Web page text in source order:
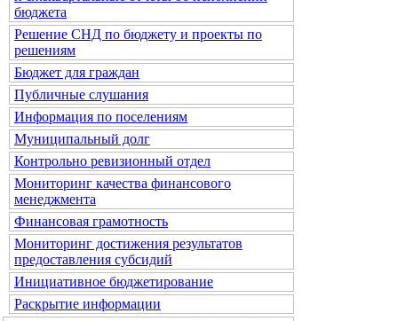
бюджета
Решение СНД по бюджету и проекты по
решениям
Бюджет для граждан
Публичные слушания
Информация по поселениям
Муниципальный долг
Контрольно ревизионный отдел
Мониторинг качества финансового
менеджмента
Финансовая грамотность
Мониторинг достижения результатов
предоставления субсидий
Инициативное бюджетирование
Раскрытие информации